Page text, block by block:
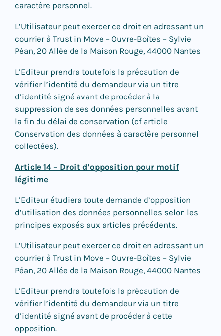
caractère personnel.
L’Utilisateur peut exercer ce droit en adressant un
courrier à Trust in Move – Ouvre-Boîtes – Sylvie
Péan, 20 Allée de la Maison Rouge, 44000 Nantes
L’Editeur prendra toutefois la précaution de
vérifier l’identité du demandeur via un titre
d’identité signé avant de procéder à la
suppression de ses données personnelles avant
la fin du délai de conservation (cf article
Conservation des données à caractère personnel
collectées).
Article 14 – Droit d’opposition pour motif
légitime
L’Editeur étudiera toute demande d’opposition
d’utilisation des données personnelles selon les
principes exposés aux articles précédents.
L’Utilisateur peut exercer ce droit en adressant un
courrier à Trust in Move – Ouvre-Boîtes – Sylvie
Péan, 20 Allée de la Maison Rouge, 44000 Nantes
L’Editeur prendra toutefois la précaution de
vérifier l’identité du demandeur via un titre
d’identité signé avant de procéder à cette
opposition.